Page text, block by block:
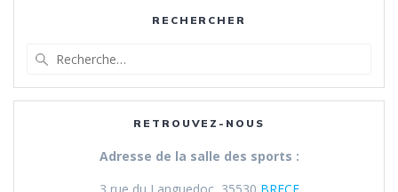
RECHERCHER
:
RETROUVEZ-NOUS
Adresse de la salle des sports :